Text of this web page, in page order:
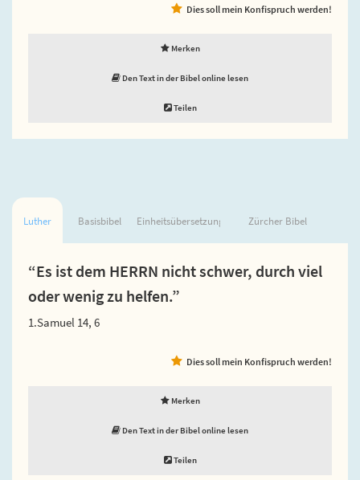
Dies soll mein Konfispruch werden!
Merken
Den Text in der Bibel online lesen
Teilen
Luther Basisbibel Einheitsübersetzung Zürcher Bibel
“Es ist dem HERRN nicht schwer, durch viel
oder wenig zu helfen.”
1.Samuel 14, 6
Dies soll mein Konfispruch werden!
Merken
Den Text in der Bibel online lesen
Teilen